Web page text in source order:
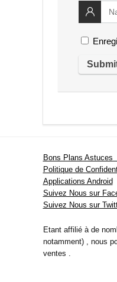
Bons Plans Astuces
Politique de
Applications Android
Suivez Nous sur
Suivez Nous sur
Etant affilié à de
notamment) , nous
ventes .